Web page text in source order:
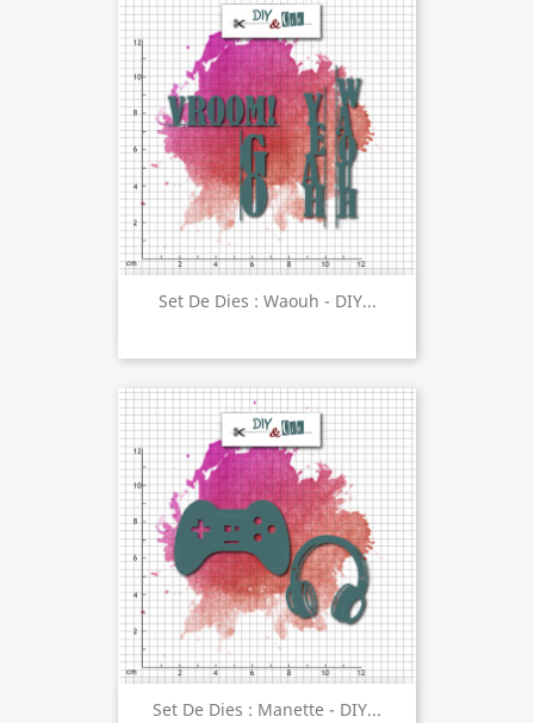
Set De Dies : Waouh - DIY...
Set De Dies : Manette - DIY...